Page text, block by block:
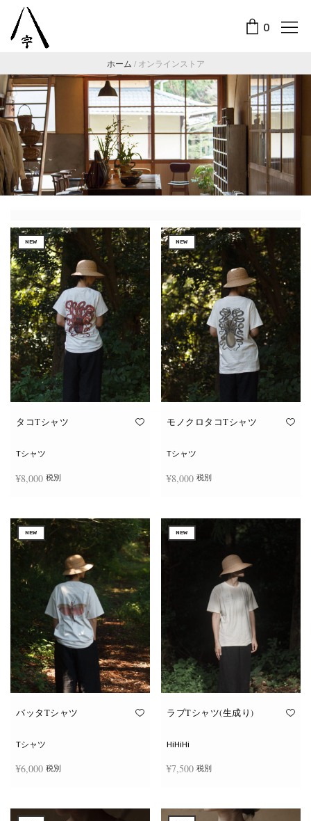
0
ホーム / オンラインストア
NEW
タコTシャツ
Tシャツ
¥8,000 税別
の
商
品
に
は
複
数
の
バ
リ
エ
ー
シ
ョ
ま
ジ
NEW
モノクロタコTシャツ
Tシャツ
¥8,000 税別
の
商
品
は
複
数
の
バ
エ
ョ
ま
オ
ジ
NEW
バッタTシャツ
Tシャツ
¥6,000 税別
の
NEW
ラブTシャツ(生成り)
HiHiHi
¥7,500 税別
の
商